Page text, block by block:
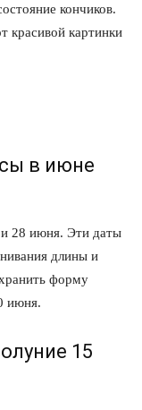
кончиков.
красивой картинки
в июне
28 июня. Эти даты
длины и
форму
июня.
15